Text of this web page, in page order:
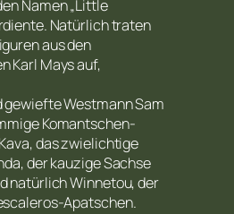
Namen „Little
Natürlich traten
aus den
Karl Mays auf,
Westmann Sam
Komantschen-
das zwielichtige
der kauzige Sachse
natürlich Winnetou, der
Apatschen.